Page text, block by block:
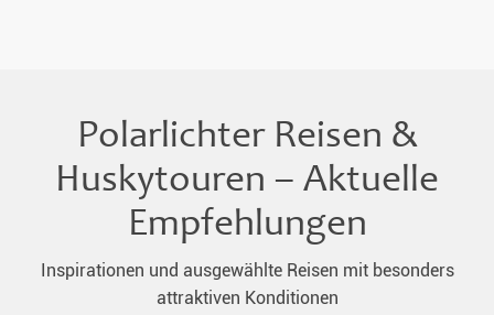
Polarlichter Reisen &
Huskytouren – Aktuelle
Empfehlungen
Inspirationen und ausgewählte Reisen mit besonders
attraktiven Konditionen